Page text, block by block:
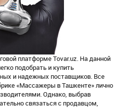
платформе Tovar.uz. На данной
подобрать и купить
и надежных поставщиков. Все
«Массажеры в Ташкенте» лично
Однако, выбрав
связаться с продавцом,